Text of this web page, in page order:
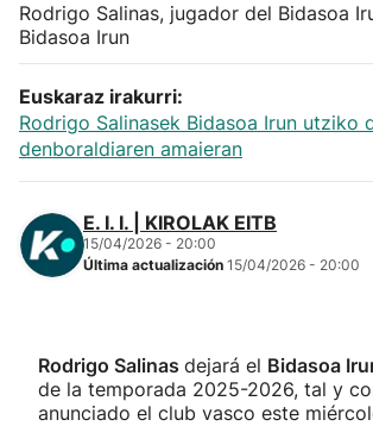
Carreras de montaña
Más deportes
"Helmuga"
Rodrigo Salinas, jugador del Bidasoa
Bidasoa Irun
Euskaraz irakurri:
Rodrigo Salinasek Bidasoa Irun utziko
denboraldiaren amaieran
E. I. I. | KIROLAK EITB
15/04/2026 - 20:00
Última actualización 15/04/2026 - 20:00
Rodrigo Salinas dejará el Bidasoa
de la temporada 2025-2026, tal y
anunciado el club vasco este